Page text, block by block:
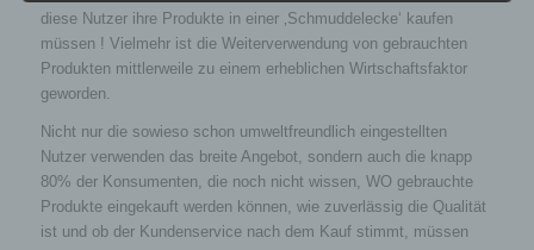
diese Nutzer ihre Produkte in einer ‚Schmuddelecke‘ kaufen
müssen ! Vielmehr ist die Weiterverwendung von gebrauchten
Produkten mittlerweile zu einem erheblichen Wirtschaftsfaktor
geworden.
Nicht nur die sowieso schon umweltfreundlich eingestellten
Nutzer verwenden das breite Angebot, sondern auch die knapp
80% der Konsumenten, die noch nicht wissen, WO gebrauchte
Produkte eingekauft werden können, wie zuverlässig die Qualität
ist und ob der Kundenservice nach dem Kauf stimmt, müssen
frei, personenbezogene Daten auch auf
alternativen Wegen, beispielsweise telefonisch, an
uns zu übermitteln.
Die Datenschutzerklärung beruht auf den
Begrifflichkeiten, die durch den Europäischen
Richtlinien- und Verordnungsgeber beim Erlass
der Datenschutz-Grundverordnung (DS-GVO)
verwendet wurden. Unsere Datenschutzerklärung